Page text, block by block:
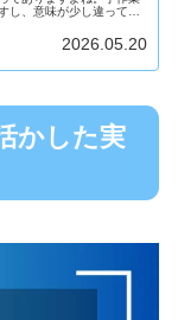
し、意味が少し違ってし
2026.05.20
かした実